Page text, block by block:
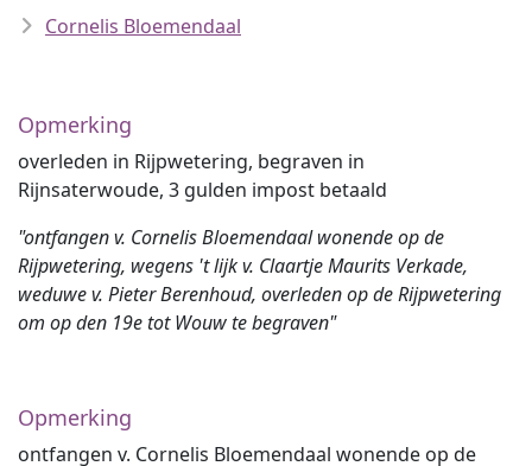
Cornelis Bloemendaal
Opmerking
overleden in Rijpwetering, begraven in
Rijnsaterwoude, 3 gulden impost betaald
"ontfangen v. Cornelis Bloemendaal wonende op de
Rijpwetering, wegens 't lijk v. Claartje Maurits Verkade,
weduwe v. Pieter Berenhoud, overleden op de Rijpwetering
om op den 19e tot Wouw te begraven"
Opmerking
ontfangen v. Cornelis Bloemendaal wonende op de